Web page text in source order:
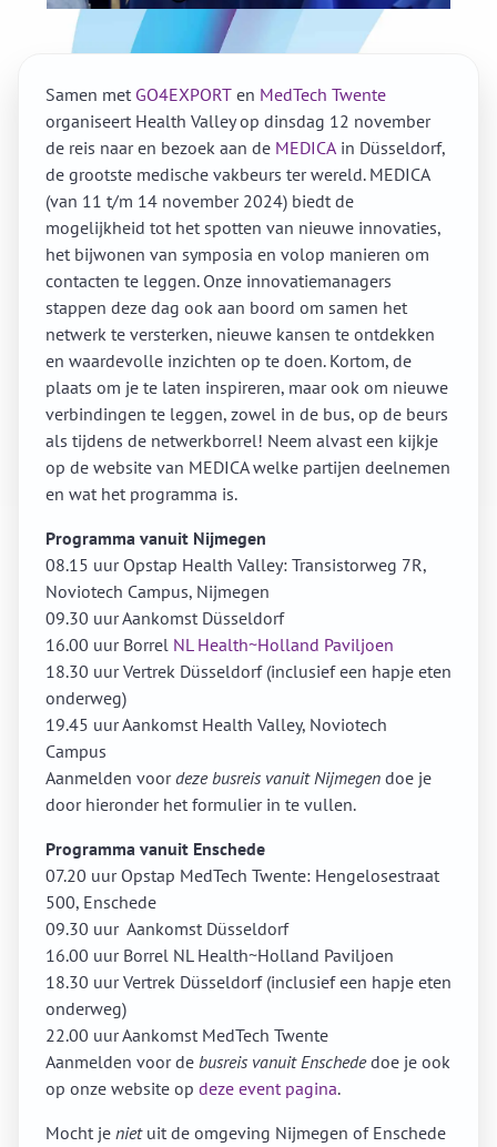
Samen met GO4EXPORT en MedTech Twente
organiseert Health Valley op dinsdag 12 november
de reis naar en bezoek aan de MEDICA in Düsseldorf,
de grootste medische vakbeurs ter wereld. MEDICA
(van 11 t/m 14 november 2024) biedt de
mogelijkheid tot het spotten van nieuwe innovaties,
het bijwonen van symposia en volop manieren om
contacten te leggen. Onze innovatiemanagers
stappen deze dag ook aan boord om samen het
netwerk te versterken, nieuwe kansen te ontdekken
en waardevolle inzichten op te doen. Kortom, de
plaats om je te laten inspireren, maar ook om nieuwe
verbindingen te leggen, zowel in de bus, op de beurs
als tijdens de netwerkborrel! Neem alvast een kijkje
op de website van MEDICA welke partijen deelnemen
en wat het programma is.
Programma vanuit Nijmegen
08.15 uur Opstap Health Valley: Transistorweg 7R,
Noviotech Campus, Nijmegen
09.30 uur Aankomst Düsseldorf
16.00 uur Borrel NL Health~Holland Paviljoen
18.30 uur Vertrek Düsseldorf (inclusief een hapje eten
onderweg)
19.45 uur Aankomst Health Valley, Noviotech
Campus
Aanmelden voordeze busreis vanuit Nijmegen doe je
door hieronder het formulier in te vullen.
Programma vanuit Enschede
07.20 uur Opstap MedTech Twente: Hengelosestraat
500, Enschede
09.30 uur Aankomst Düsseldorf
16.00 uur Borrel NL Health~Holland Paviljoen
18.30 uur Vertrek Düsseldorf (inclusief een hapje eten
onderweg)
22.00 uur Aankomst MedTech Twente
Aanmelden voor de busreis vanuit Enschededoe je ook
op onze website op deze event pagina.
Mocht je nietuit de omgeving Nijmegen of Enschede